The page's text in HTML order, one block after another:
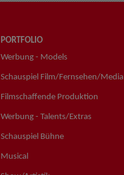
PORTFOLIO
Werbung - Models
Schauspiel Film/Fernsehen/Media
Filmschaffende Produktion
Werbung - Talents/Extras
Schauspiel Bühne
Musical